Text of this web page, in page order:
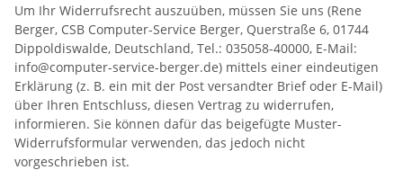
Um Ihr Widerrufsrecht auszuüben, müssen Sie uns (Rene
Berger, CSB Computer-Service Berger, Querstraße 6, 01744
Dippoldiswalde, Deutschland, Tel.: 035058-40000, E-Mail:
info@computer-service-berger.de) mittels einer eindeutigen
Erklärung (z. B. ein mit der Post versandter Brief oder E-Mail)
über Ihren Entschluss, diesen Vertrag zu widerrufen,
informieren. Sie können dafür das beigefügte Muster-
Widerrufsformular verwenden, das jedoch nicht
vorgeschrieben ist.